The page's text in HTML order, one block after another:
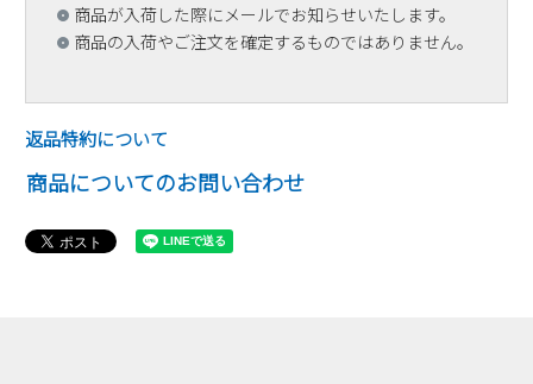
商品が入荷した際にメールでお知らせいたします。
商品の入荷やご注文を確定するものではありません。
返品特約について
商品についてのお問い合わせ